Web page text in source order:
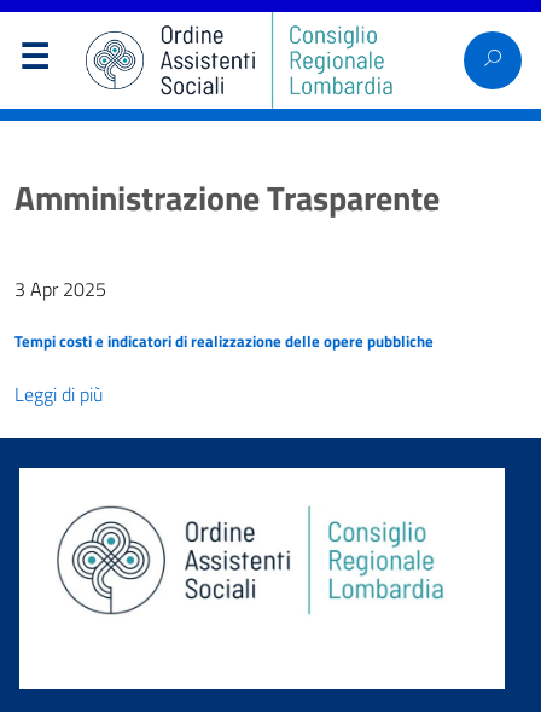
Amministrazione Trasparente
3 Apr 2025
Tempi costi e indicatori di realizzazione delle opere pubbliche
Leggi di più